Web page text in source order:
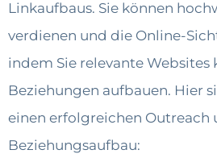
Linkaufbaus. Sie können
verdienen und die Online-
indem Sie relevante
Beziehungen aufbauen. Hier
einen erfolgreichen Outreach
Beziehungsaufbau: